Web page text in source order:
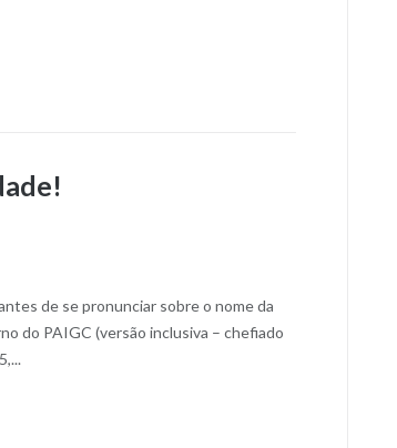
de se pronunciar sobre o nome da
do PAIGC (versão inclusiva – chefiado